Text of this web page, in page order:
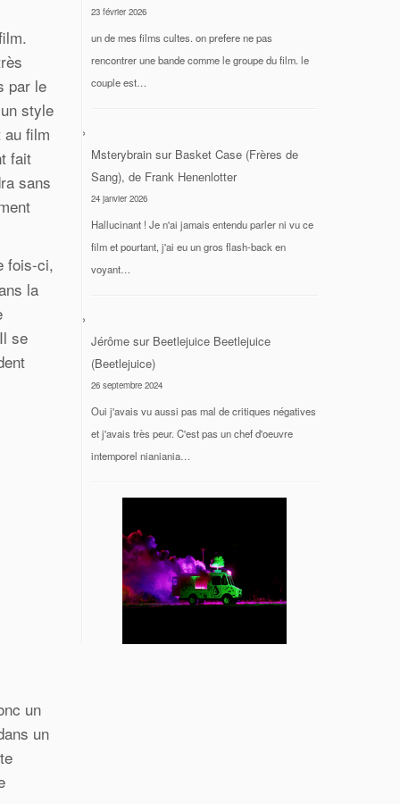
par le
style
au film
fait
sans
fois-ci,
la
se
un
un
23 février 2026
un de mes films cultes. on prefere ne pas
rencontrer une bande comme le groupe du film. le
couple est…
Msterybrain sur Basket Case (Frères de
Sang), de Frank Henenlotter
24 janvier 2026
Hallucinant ! Je n'ai jamais entendu parler ni vu ce
film et pourtant, j'ai eu un gros flash-back en
voyant…
Jérôme sur Beetlejuice Beetlejuice
(Beetlejuice)
26 septembre 2024
Oui j'avais vu aussi pas mal de critiques négatives
et j'avais très peur. C'est pas un chef d'oeuvre
intemporel nianiania…